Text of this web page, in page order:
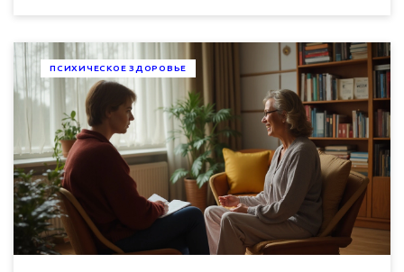
этой многообразной профессии и определиться с
выбором своего психолога.
ПСИХИЧЕСКОЕ ЗДОРОВЬЕ